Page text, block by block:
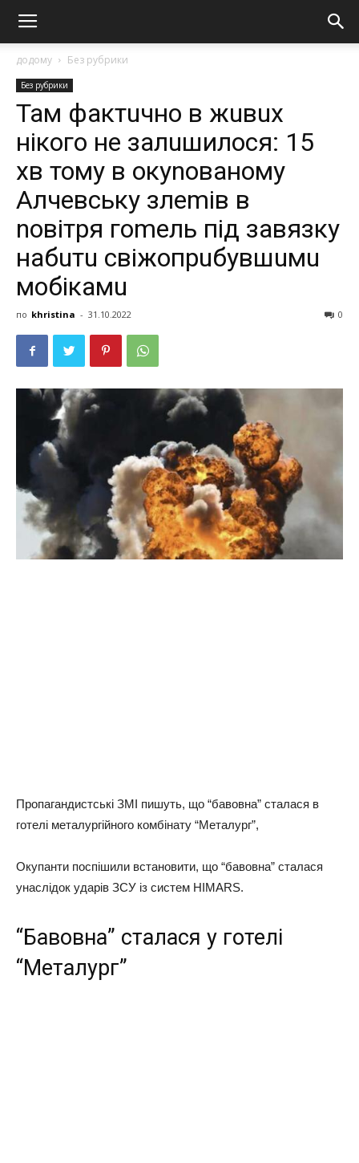
додому Без рубрики
Без рубрики
Там фактuчно в жuвuх
нікого не залuшилося: 15
хв тому в окуnованому
Алчевську злеmів в
nовітря гоmель під завязку
набuтu свіжопрuбувшuмu
мобікамu
по khristina - 31.10.2022 0
Пропагандистські ЗМІ пишуть, що “бавовна” сталася в
готелі металургійного комбінату “Металург”,
Окупанти поспішили встановити, що “бавовна” сталася
унаслідок ударів ЗСУ із систем HIMARS.
“Бавовна” сталася у готелі
“Металург”